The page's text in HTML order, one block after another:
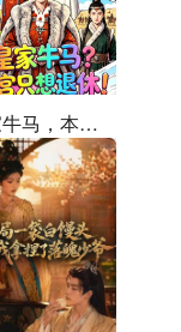
皇家牛马，本宫只想退休